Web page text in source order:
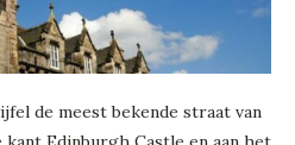
de meest bekende straat van